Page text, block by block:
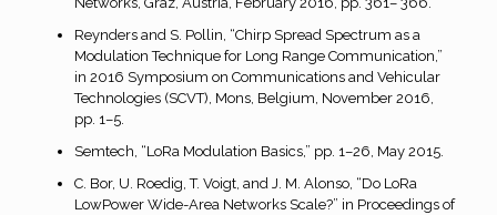
Reynders and S. Pollin, “Chirp Spread Spectrum as a
Modulation Technique for Long Range Communication,”
in 2016 Symposium on Communications and Vehicular
Technologies (SCVT), Mons, Belgium, November 2016,
pp. 1–5.
Semtech, “LoRa Modulation Basics,” pp. 1–26, May 2015.
C. Bor, U. Roedig, T. Voigt, and J. M. Alonso, “Do LoRa
LowPower Wide-Area Networks Scale?” in Proceedings of